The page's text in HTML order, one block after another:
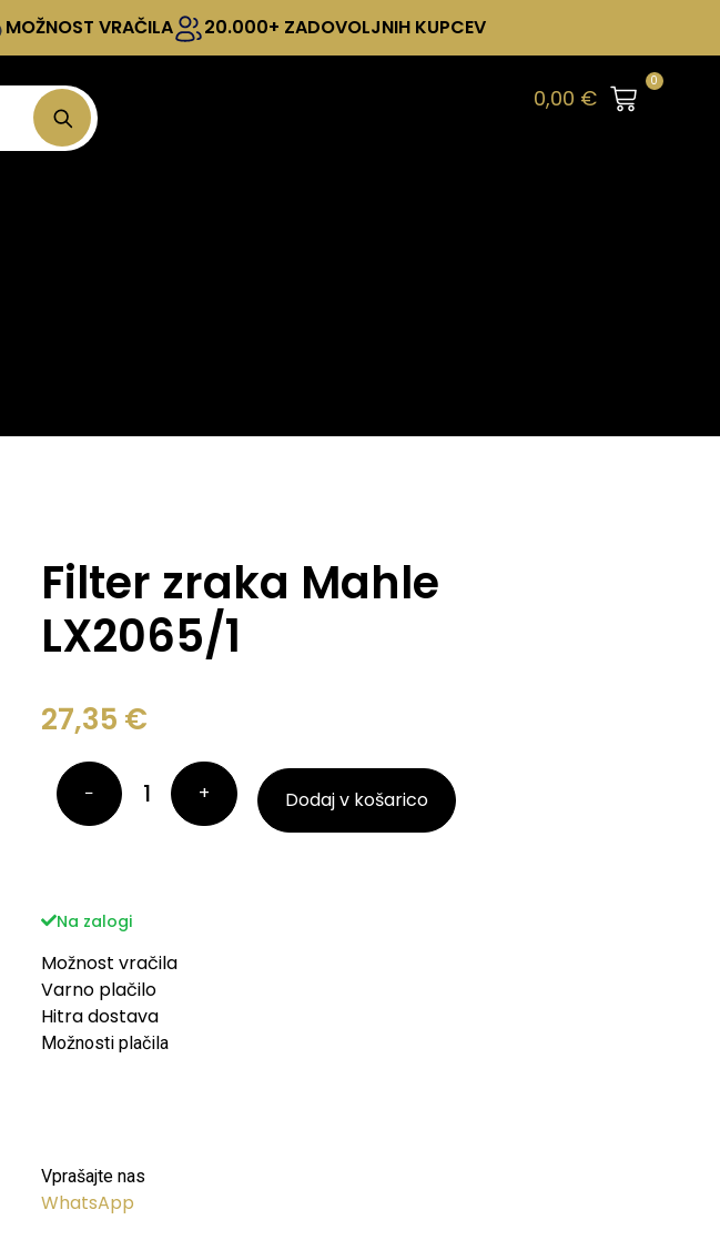
MOŽNOST VRAČILA 20.000+ ZADOVOLJNIH KUPCEV
0,00 €
0
Filter zraka Mahle
LX2065/1
27,35 €
− + Dodaj v košarico
Na zalogi
Možnost vračila
Varno plačilo
Hitra dostava
Možnosti plačila
Vprašajte nas
WhatsApp